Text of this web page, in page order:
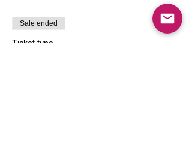
Sale ended
Ticket type